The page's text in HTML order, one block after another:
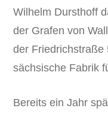
Wilhelm Dursthoff
der Grafen von
der Friedrichstraße
sächsische Fabrik
Bereits ein Jahr